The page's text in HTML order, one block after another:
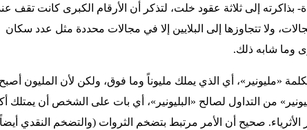
إلى ثلاثة عقود خلت، لتذكر أن الأرقام الكبرى كانت تقف
ولا تتجاوزها إلى البلايين إلا في مجالات محددة مثل عدد سكان
وما شابه ذلك.
«مليونير»، أي الذي يملك مليوناً وما فوق، ولكن لأن المليون أصبح
من التداول لصالح «البليونير»، أي بات على الشخص أن يمتلك
صحيح أن الأمر مرتبط بتضخم الثروات (والتضخم النقدي